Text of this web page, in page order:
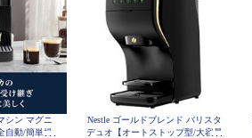
シン マグニ
自動/簡単操
Nestle ゴールドブレンド バリスタ
デュオ【オートストップ型/大容量